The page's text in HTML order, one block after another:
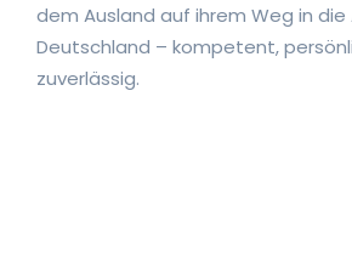
dem Ausland auf ihrem Weg in die
Deutschland – kompetent,
zuverlässig.